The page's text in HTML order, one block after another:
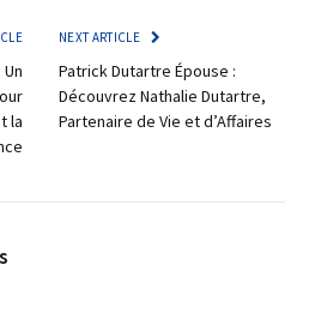
la
NEXT ARTICLE
Patrick Dutartre Épouse :
Découvrez Nathalie Dutartre,
Partenaire de Vie et d’Affaires